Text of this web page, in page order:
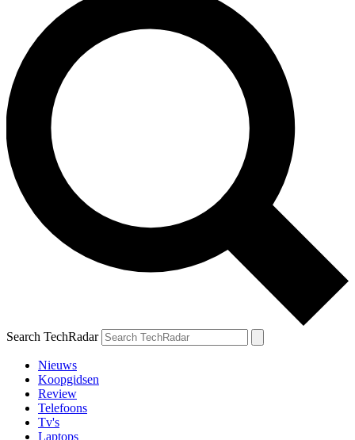
Search TechRadar
Nieuws
Koopgidsen
Review
Telefoons
Tv's
Laptops